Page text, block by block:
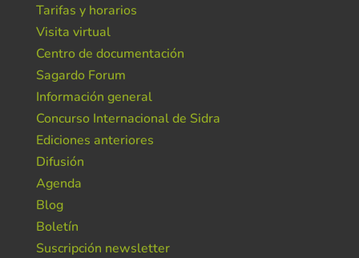
Tarifas y horarios
Visita virtual
Centro de documentación
Sagardo Forum
Información general
Concurso Internacional de Sidra
Ediciones anteriores
Difusión
Agenda
Blog
Boletín
Suscripción newsletter